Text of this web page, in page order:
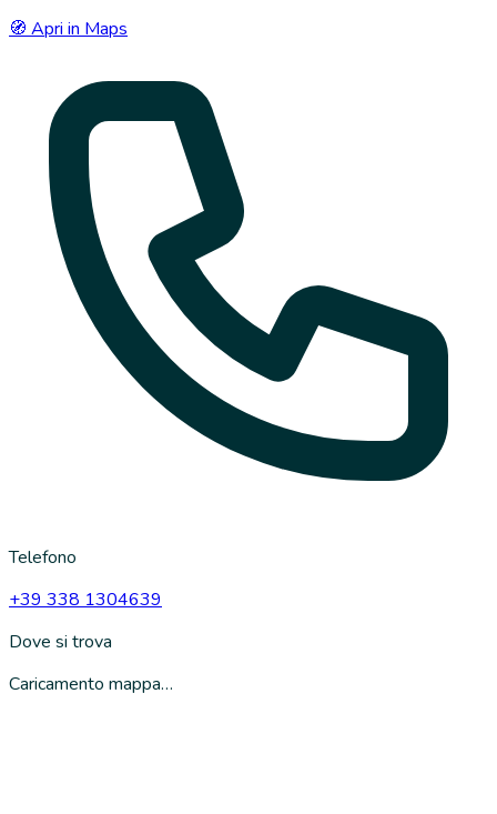
🧭 Apri in Maps
Telefono
+39 338 1304639
Dove si trova
Caricamento mappa…